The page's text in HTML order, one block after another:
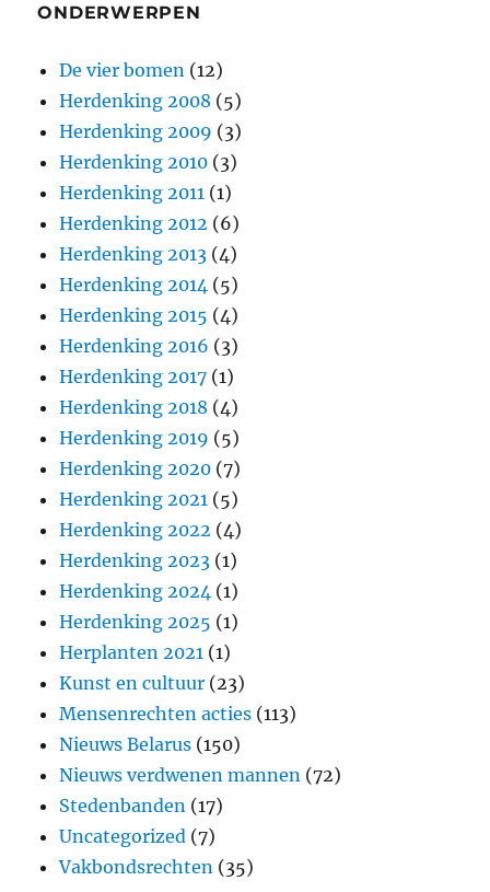
ONDERWERPEN
De vier bomen (12)
Herdenking 2008 (5)
Herdenking 2009 (3)
Herdenking 2010 (3)
Herdenking 2011 (1)
Herdenking 2012 (6)
Herdenking 2013 (4)
Herdenking 2014 (5)
Herdenking 2015 (4)
Herdenking 2016 (3)
Herdenking 2017 (1)
Herdenking 2018 (4)
Herdenking 2019 (5)
Herdenking 2020 (7)
Herdenking 2021 (5)
Herdenking 2022 (4)
Herdenking 2023 (1)
Herdenking 2024 (1)
Herdenking 2025 (1)
Herplanten 2021 (1)
Kunst en cultuur (23)
Mensenrechten acties (113)
Nieuws Belarus (150)
Nieuws verdwenen mannen (72)
Stedenbanden (17)
Uncategorized (7)
Vakbondsrechten (35)